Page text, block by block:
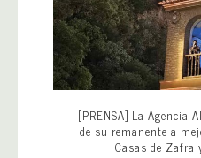
[PRENSA] La Agencia
de su remanente a
Casas de Zafra